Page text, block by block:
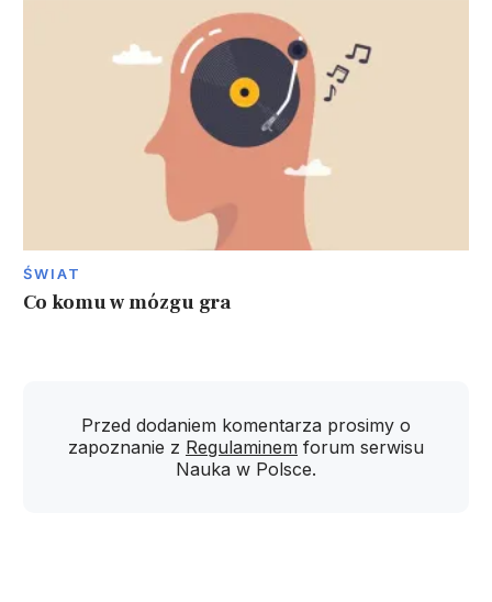
ŚWIAT
Co komu w mózgu gra
Przed dodaniem komentarza prosimy o
zapoznanie z Regulaminem forum serwisu
Nauka w Polsce.